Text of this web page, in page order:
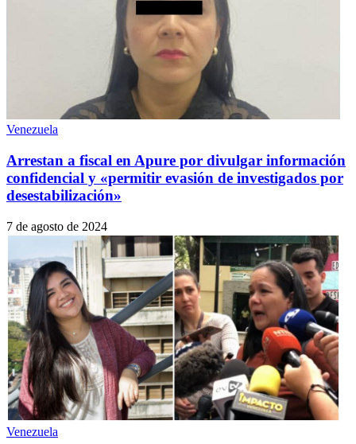
Venezuela
Arrestan a fiscal en Apure por divulgar información
confidencial y «permitir evasión de investigados por
desestabilización»
7 de agosto de 2024
Venezuela